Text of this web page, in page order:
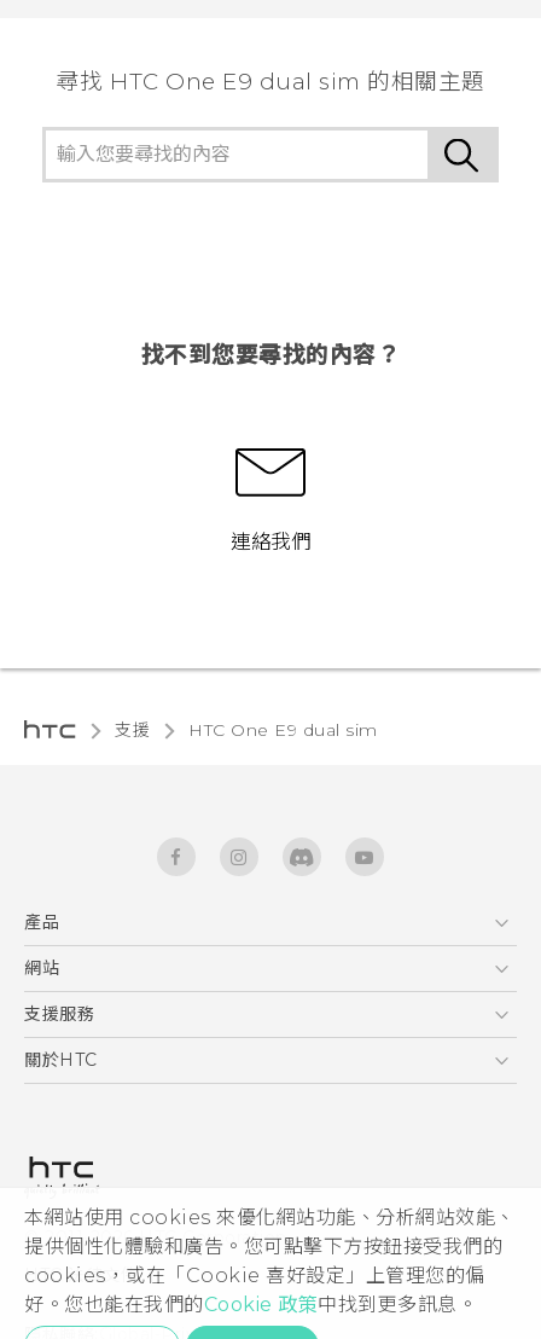
本網站使用 cookies 來優化網站功能、分析網站效能、
提供個性化體驗和廣告。您可點擊下方按鈕接受我們的
cookies，或在「Cookie 喜好設定」上管理您的偏
好。您也能在我們的Cookie 政策中找到更多訊息。
尋找 HTC One E9 dual sim 的相關主題
找不到您要尋找的內容？
連絡我們
支援 HTC One E9 dual sim‎
產品
5G
智能手機
區塊鍊手機
網站
HTC Dev
HTC Research
支援服務
服務中心
關於HTC
私隱政策
產品安全
加入HTC
Security and Privacy Whitepaper
© 2011-2026 HTC Corporation
HTC 法律文件